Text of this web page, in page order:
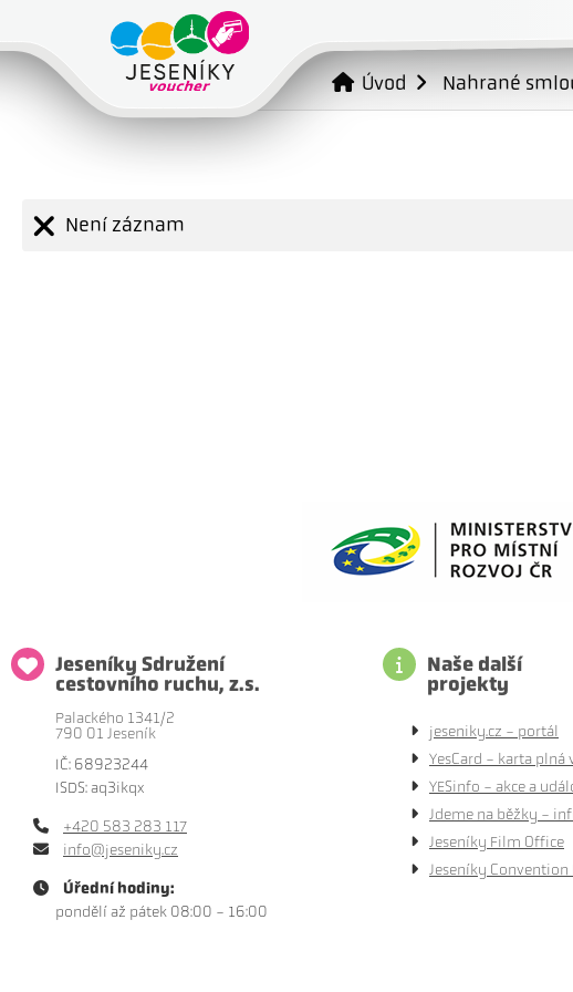
Úvod Nahrané
Není záznam
Jeseníky Sdružení
cestovního ruchu, z.s.
Palackého 1341/2
790 01 Jeseník
IČ: 68923244
ISDS: aq3ikqx
+420 583 283 117
info@jeseniky.cz
Úřední hodiny:
pondělí až pátek 08:00 - 16:00
Naše další
projekty
jeseniky.cz - portál
YesCard - karta plná
YESinfo - akce a
Jdeme na běžky -
Jeseníky Film Office
Jeseníky Convention